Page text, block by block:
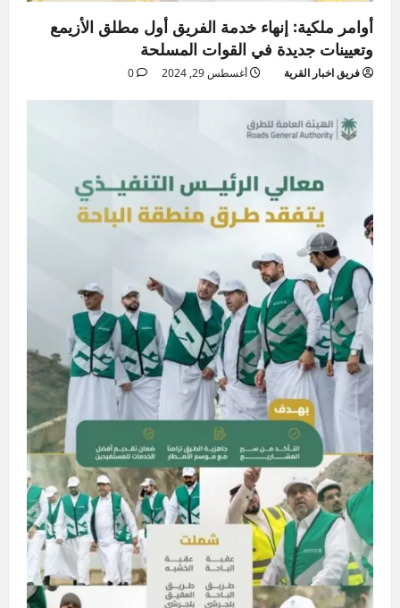
أوامر ملكية: إنهاء خدمة الفريق أول مطلق الأزيمع
وتعيينات جديدة في القوات المسلحة
فريق اخبار القرية أغسطس 29, 2024 0